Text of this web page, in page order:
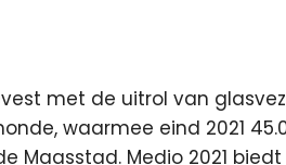
met de uitrol van
waarmee eind 2021
Maasstad. Medio 2021